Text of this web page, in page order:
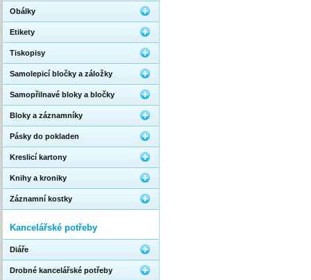
Obálky
Etikety
Tiskopisy
Samolepicí bločky a záložky
Samopřilnavé bloky a bločky
Bloky a záznamníky
Pásky do pokladen
Kreslicí kartony
Knihy a kroniky
Záznamní kostky
Kancelářské potřeby
Diáře
Drobné kancelářské potřeby